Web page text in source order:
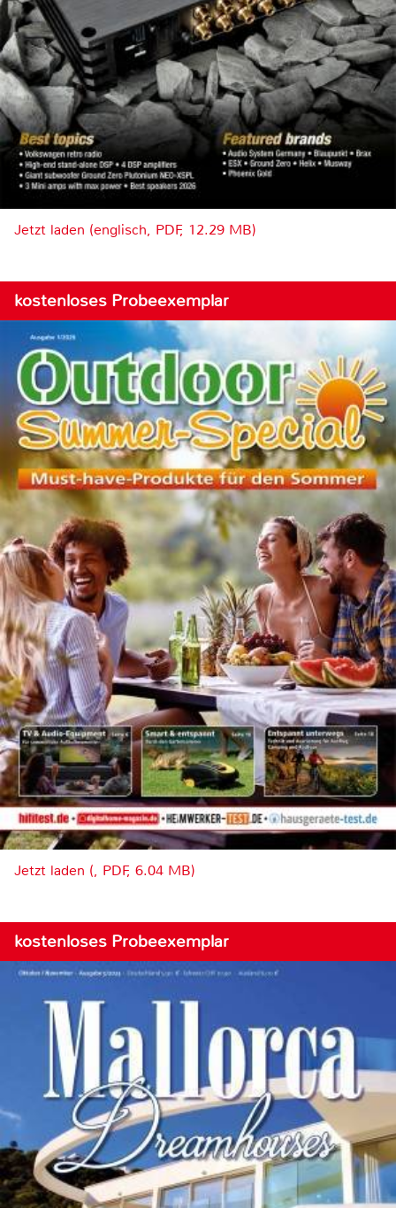
Jetzt laden (englisch, PDF, 12.29 MB)
kostenloses Probeexemplar
Jetzt laden (, PDF, 6.04 MB)
kostenloses Probeexemplar